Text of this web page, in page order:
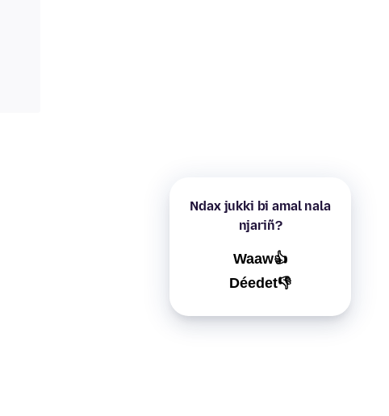
Ndax jukki bi amal nala
njariñ?
Waaw👍
Déedet👎